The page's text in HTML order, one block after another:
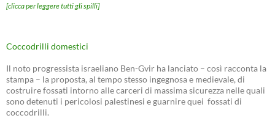
[clicca per leggere tutti gli spilli]
Coccodrilli domestici
Il noto progressista israeliano Ben-Gvir ha lanciato – così racconta la
stampa – la proposta, al tempo stesso ingegnosa e medievale, di
costruire fossati intorno alle carceri di massima sicurezza nelle quali
sono detenuti i pericolosi palestinesi e guarnire quei fossati di
coccodrilli.